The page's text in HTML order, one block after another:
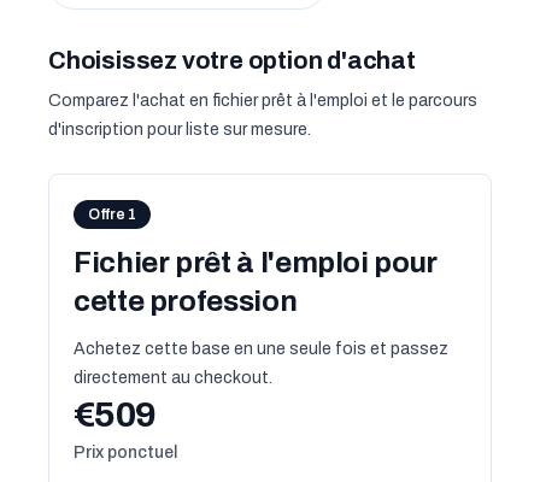
Choisissez votre option d'achat
Comparez l'achat en fichier prêt à l'emploi et le parcours
d'inscription pour liste sur mesure.
Offre 1
Fichier prêt à l'emploi pour
cette profession
Achetez cette base en une seule fois et passez
directement au checkout.
€509
Prix ponctuel